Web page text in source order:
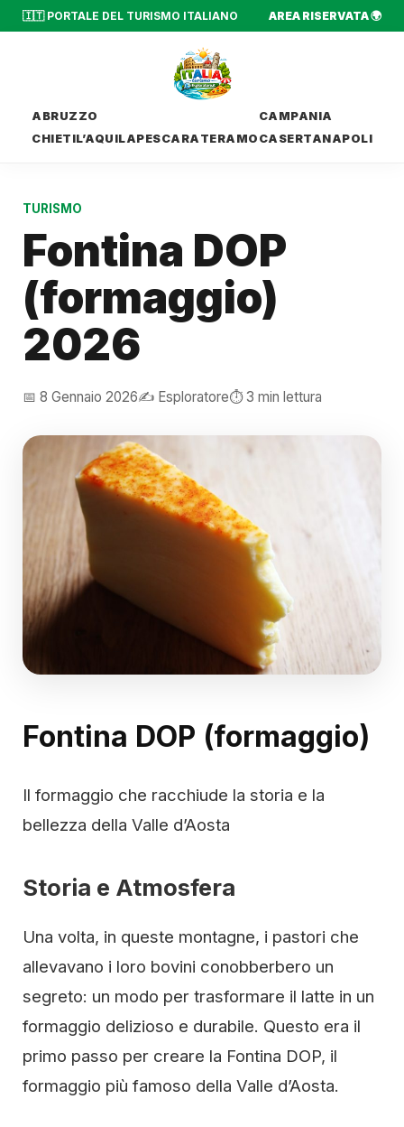
🇮🇹 PORTALE DEL TURISMO ITALIANO AREA RISERVATA 🌍
ABRUZZO
CHIETIL’AQUILAPESCARA TERAMO
CAMPANIA
CASERTANAPOLI
TURISMO
Fontina DOP
(formaggio)
2026
📅 8 Gennaio 2026✍️ Esploratore⏱️ 3 min lettura
Fontina DOP (formaggio)
Il formaggio che racchiude la storia e la
bellezza della Valle d’Aosta
Storia e Atmosfera
Una volta, in queste montagne, i pastori che
allevavano i loro bovini conobberbero un
segreto: un modo per trasformare il latte in un
formaggio delizioso e durabile. Questo era il
primo passo per creare la Fontina DOP, il
formaggio più famoso della Valle d’Aosta.